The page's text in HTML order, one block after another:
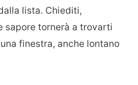
lista. Chiediti,
sapore tornerà a trovarti
finestra, anche lontano